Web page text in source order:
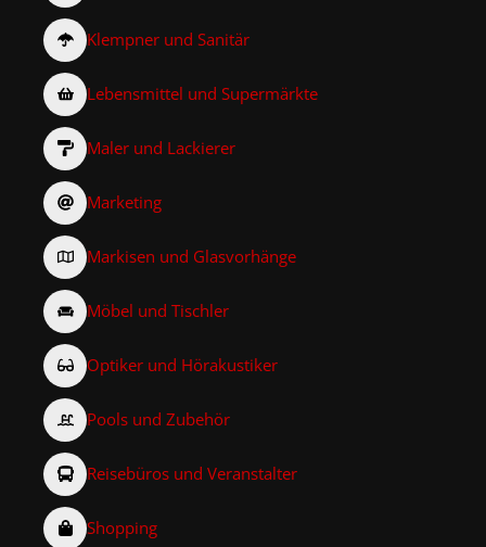
Klempner und Sanitär
Lebensmittel und Supermärkte
Maler und Lackierer
Marketing
Markisen und Glasvorhänge
Möbel und Tischler
Optiker und Hörakustiker
Pools und Zubehör
Reisebüros und Veranstalter
Shopping